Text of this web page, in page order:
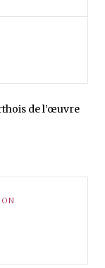
de l’œuvre